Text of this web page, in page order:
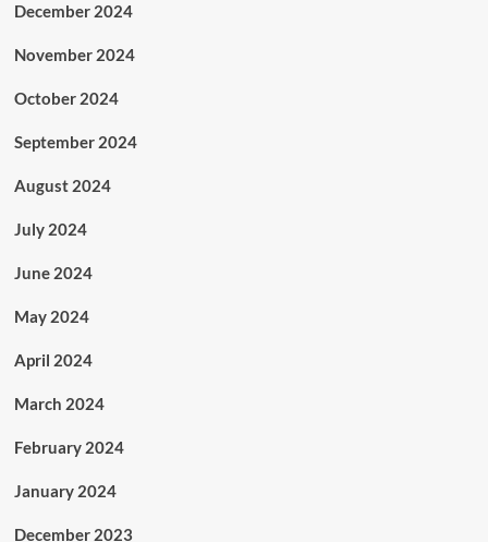
December 2024
November 2024
October 2024
September 2024
August 2024
July 2024
June 2024
May 2024
April 2024
March 2024
February 2024
January 2024
December 2023